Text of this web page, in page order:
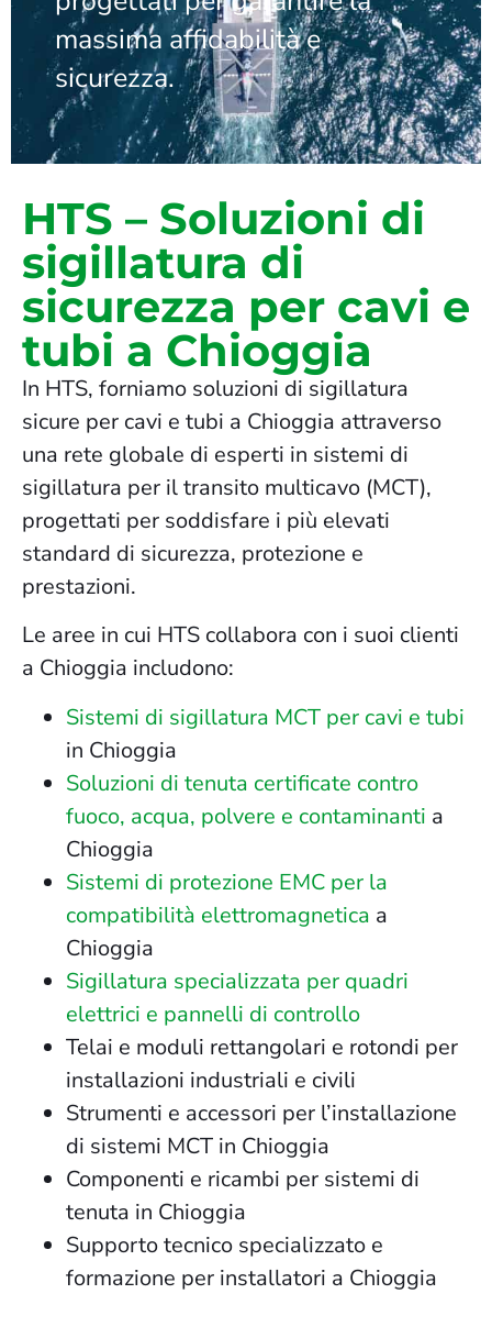
massima affidabilità e
sicurezza.
HTS – Soluzioni di
sigillatura di
sicurezza per cavi e
tubi a Chioggia
In HTS, forniamo soluzioni di sigillatura
sicure per cavi e tubi a Chioggia attraverso
una rete globale di esperti in sistemi di
sigillatura per il transito multicavo (MCT),
progettati per soddisfare i più elevati
standard di sicurezza, protezione e
prestazioni.
Le aree in cui HTS collabora con i suoi clienti
a Chioggia includono:
Sistemi di sigillatura MCT per cavi e tubi
in Chioggia
Soluzioni di tenuta certificate contro
fuoco, acqua, polvere e contaminanti a
Chioggia
Sistemi di protezione EMC per la
compatibilità elettromagnetica a
Chioggia
Sigillatura specializzata per quadri
elettrici e pannelli di controllo
Telai e moduli rettangolari e rotondi per
installazioni industriali e civili
Strumenti e accessori per l’installazione
di sistemi MCT in Chioggia
Componenti e ricambi per sistemi di
tenuta in Chioggia
Supporto tecnico specializzato e
formazione per installatori a Chioggia